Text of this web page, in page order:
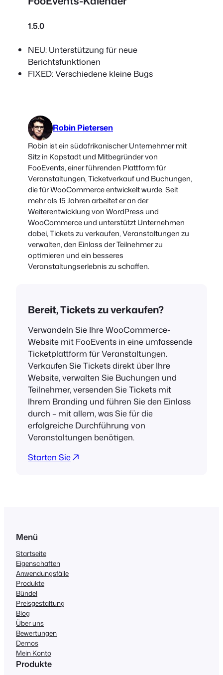
1.5.0
NEU: Unterstützung für neue
Berichtsfunktionen
FIXED: Verschiedene kleine Bugs
Robin Pietersen
Robin ist ein südafrikanischer Unternehmer mit
Sitz in Kapstadt und Mitbegründer von
FooEvents, einer führenden Plattform für
Veranstaltungen, Ticketverkauf und Buchungen,
die für WooCommerce entwickelt wurde. Seit
mehr als 15 Jahren arbeitet er an der
Weiterentwicklung von WordPress und
WooCommerce und unterstützt Unternehmen
dabei, Tickets zu verkaufen, Veranstaltungen zu
verwalten, den Einlass der Teilnehmer zu
optimieren und ein besseres
Veranstaltungserlebnis zu schaffen.
Bereit, Tickets zu verkaufen?
Verwandeln Sie Ihre WooCommerce-
Website mit FooEvents in eine umfassende
Ticketplattform für Veranstaltungen.
Verkaufen Sie Tickets direkt über Ihre
Website, verwalten Sie Buchungen und
Teilnehmer, versenden Sie Tickets mit
Ihrem Branding und führen Sie den Einlass
durch – mit allem, was Sie für die
erfolgreiche Durchführung von
Veranstaltungen benötigen.
Starten Sie
Menü
Startseite
Eigenschaften
Anwendungsfälle
Produkte
Bündel
Preisgestaltung
Blog
Über uns
Bewertungen
Demos
Mein Konto
Produkte